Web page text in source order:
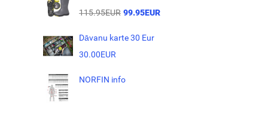
115.95EUR 99.95EUR
Dāvanu karte 30 Eur
30.00EUR
NORFIN info